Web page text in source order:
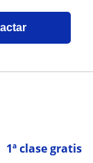
1ª clase gratis